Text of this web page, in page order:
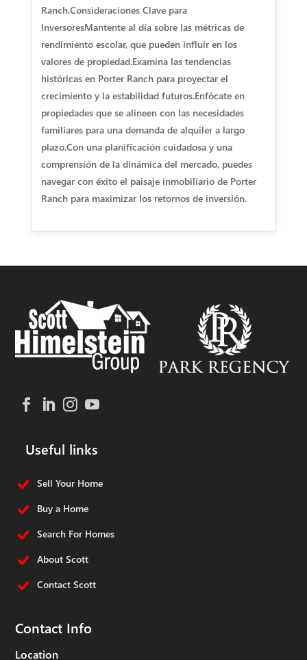
Ranch.Consideraciones Clave para
InversoresMantente al día sobre las métricas de
rendimiento escolar, que pueden influir en los
valores de propiedad.Examina las tendencias
históricas en Porter Ranch para proyectar el
crecimiento y la estabilidad futuros.Enfócate en
propiedades que se alineen con las necesidades
familiares para una demanda de alquiler a largo
plazo.Con una planificación cuidadosa y una
comprensión de la dinámica del mercado, puedes
navegar con éxito el paisaje inmobiliario de Porter
Ranch para maximizar los retornos de inversión.
Useful links
Sell Your Home
Buy a Home
Search For Homes
About Scott
Contact Scott
Contact Info
Location